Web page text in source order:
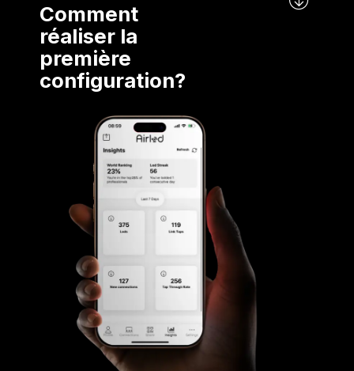
Comment
réaliser la
première
configuration?